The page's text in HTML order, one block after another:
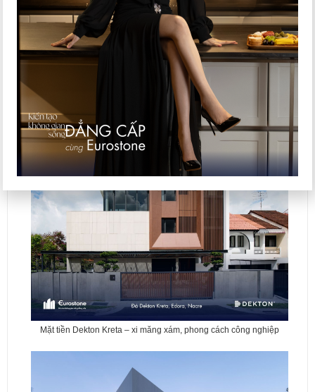
Đá Dekton màu đen mặt tiền khách sạn
Mặt tiền Dekton Kreta – xi măng xám, phong cách công nghiệp